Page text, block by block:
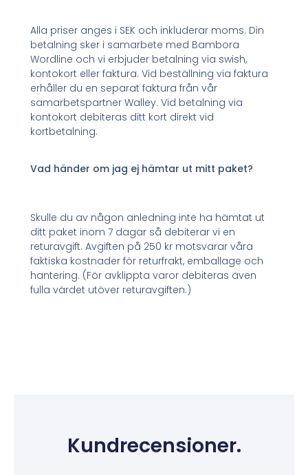
Alla priser anges i SEK och inkluderar moms. Din
betalning sker i samarbete med Bambora
Wordline och vi erbjuder betalning via swish,
kontokort eller faktura. Vid beställning via faktura
erhåller du en separat faktura från vår
samarbetspartner Walley. Vid betalning via
kontokort debiteras ditt kort direkt vid
kortbetalning.
Vad händer om jag ej hämtar ut mitt paket?
Skulle du av någon anledning inte ha hämtat ut
ditt paket inom 7 dagar så debiterar vi en
returavgift. Avgiften på 250 kr motsvarar våra
faktiska kostnader för returfrakt, emballage och
hantering. (För avklippta varor debiteras även
fulla värdet utöver returavgiften.)
Kundrecensioner.